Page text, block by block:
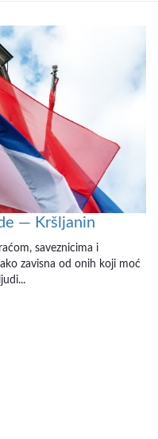
— Kršljanin
saveznicima i
zavisna od onih koji moć